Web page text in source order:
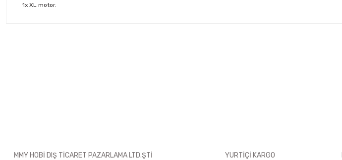
1x XL motor.
MMY HOBİ DIŞ TİCARET PAZARLAMA LTD.ŞTİ YURTİÇİ KARGO